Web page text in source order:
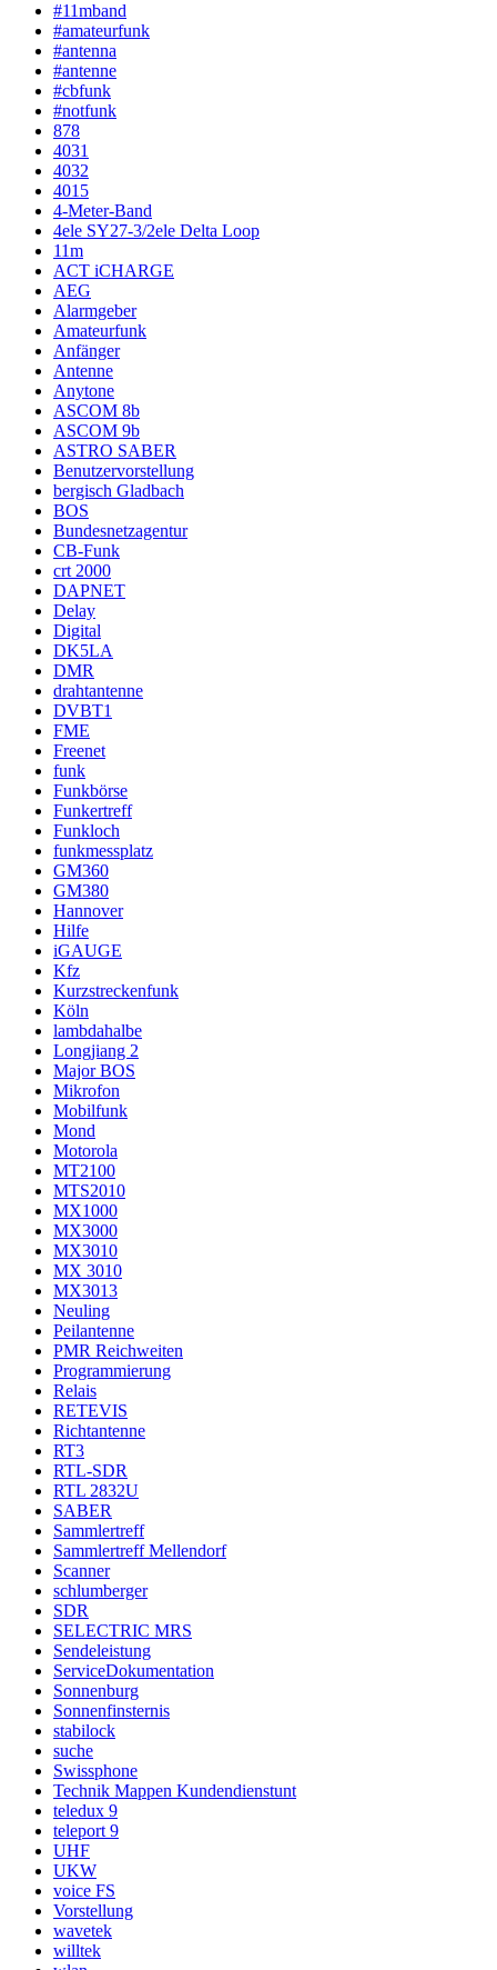
#11mband
#amateurfunk
#antenna
#antenne
#cbfunk
#notfunk
878
4031
4032
4015
4-Meter-Band
4ele SY27-3/2ele Delta Loop
11m
ACT iCHARGE
AEG
Alarmgeber
Amateurfunk
Anfänger
Antenne
Anytone
ASCOM 8b
ASCOM 9b
ASTRO SABER
Benutzervorstellung
bergisch Gladbach
BOS
Bundesnetzagentur
CB-Funk
crt 2000
DAPNET
Delay
Digital
DK5LA
DMR
drahtantenne
DVBT1
FME
Freenet
funk
Funkbörse
Funkertreff
Funkloch
funkmessplatz
GM360
GM380
Hannover
Hilfe
iGAUGE
Kfz
Kurzstreckenfunk
Köln
lambdahalbe
Longjiang 2
Major BOS
Mikrofon
Mobilfunk
Mond
Motorola
MT2100
MTS2010
MX1000
MX3000
MX3010
MX 3010
MX3013
Neuling
Peilantenne
PMR Reichweiten
Programmierung
Relais
RETEVIS
Richtantenne
RT3
RTL-SDR
RTL 2832U
SABER
Sammlertreff
Sammlertreff Mellendorf
Scanner
schlumberger
SDR
SELECTRIC MRS
Sendeleistung
ServiceDokumentation
Sonnenburg
Sonnenfinsternis
stabilock
suche
Swissphone
Technik Mappen Kundendienstunt
teledux 9
teleport 9
UHF
UKW
voice FS
Vorstellung
wavetek
willtek